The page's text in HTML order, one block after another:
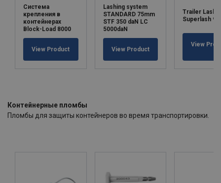
Система
крепления в
контейнерах
Вlock-Load 8000
View Product
Lashing system
STANDARD 75mm
STF 350 daN LC
5000daN
View Product
Trailer
Superlash
View
Контейнерные пломбы
Пломбы для защиты контейнеров во время транспортировки.